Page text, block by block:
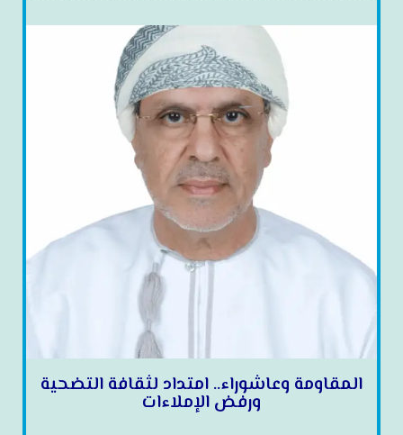
المقاومة وعاشوراء.. امتداد لثقافة التضحية
ورفض الإملاءات